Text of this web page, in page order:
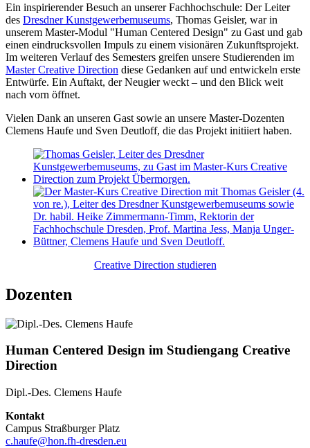
Ein inspirierender Besuch an unserer Fachhochschule: Der Leiter
des Dresdner Kunstgewerbemuseums, Thomas Geisler, war in
unserem Master-Modul "Human Centered Design" zu Gast und gab
einen eindrucksvollen Impuls zu einem visionären Zukunftsprojekt.
Im weiteren Verlauf des Semesters greifen unsere Studierenden im
Master Creative Direction diese Gedanken auf und entwickeln erste
Entwürfe. Ein Auftakt, der Neugier weckt – und den Blick weit
nach vorn öffnet.
Vielen Dank an unseren Gast sowie an unsere Master-Dozenten
Clemens Haufe und Sven Deutloff, die das Projekt initiiert haben.
Creative Direction studieren
Dozenten
Human Centered Design im Studiengang Creative
Direction
Dipl.-Des. Clemens Haufe
Kontakt
Campus Straßburger Platz
c.haufe@hon.fh-dresden.eu